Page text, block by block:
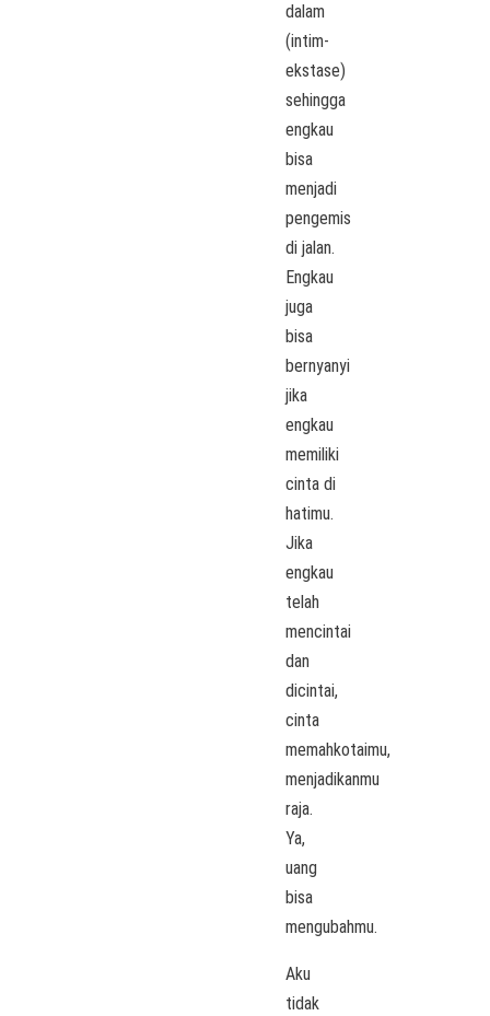
dalam
(intim-
ekstase)
sehingga
engkau
bisa
menjadi
pengemis
di jalan.
Engkau
juga
bisa
bernyanyi
jika
engkau
memiliki
cinta di
hatimu.
Jika
engkau
telah
mencintai
dan
dicintai,
cinta
memahkotaimu,
menjadikanmu
raja.
Ya,
uang
bisa
mengubahmu.
Aku
tidak